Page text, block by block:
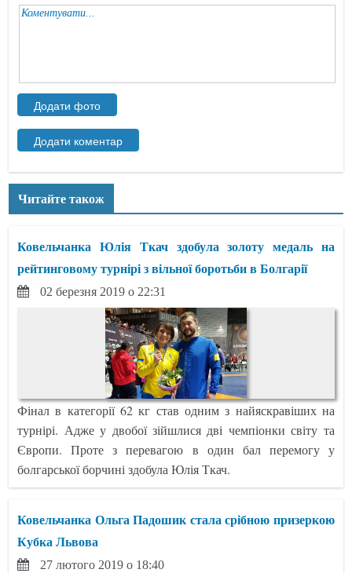
Читайте також
Ковельчанка Юлія Ткач здобула золоту медаль на
рейтинговому турнірі з вільної боротьби в Болгарії
02 березня 2019 о 22:31
Фінал в категорії 62 кг став одним з найяскравіших на
турнірі. Адже у двобої зійшлися дві чемпіонки світу та
Європи. Проте з перевагою в один бал перемогу у
болгарської борчині здобула Юлія Ткач.
Ковельчанка Ольга Падошик стала срібною призеркою
Кубка Львова
27 лютого 2019 о 18:40